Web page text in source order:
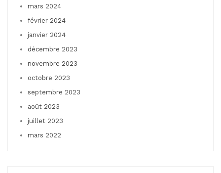
mars 2024
février 2024
janvier 2024
décembre 2023
novembre 2023
octobre 2023
septembre 2023
août 2023
juillet 2023
mars 2022